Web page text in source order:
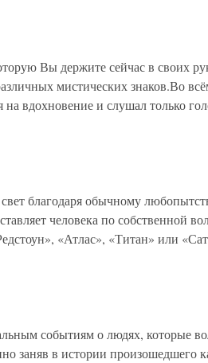
Вы держите сейчас в своих
мистических знаков.Во
на вдохновение и слушал только
благодаря обычному
человека по собственной
«Атлас», «Титан» или
событиям о людях, которые
заняв в истории произошедшего